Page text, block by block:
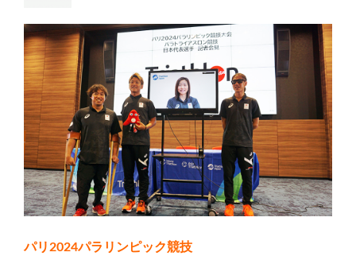
パリ2024パラリンピック競技